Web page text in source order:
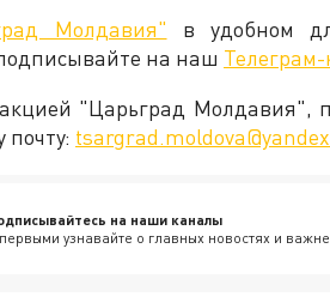
Молдавия" в удобном
на наш
"Царьград Молдавия",
на наши каналы
узнавайте о главных новостях и